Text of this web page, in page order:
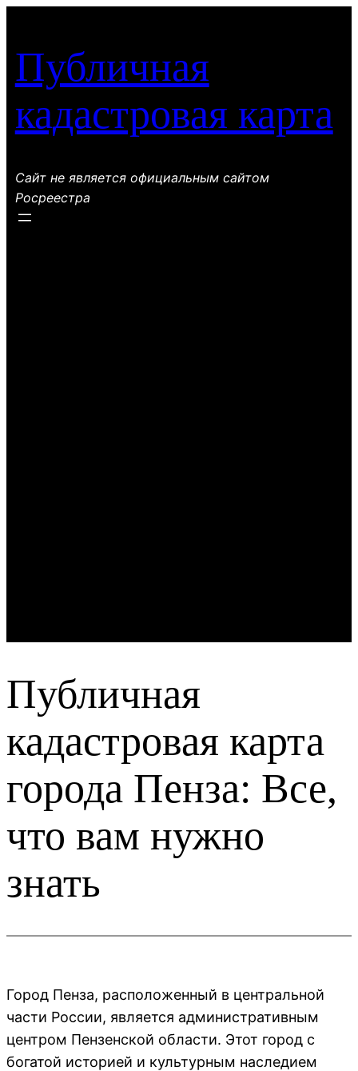
содержимому
Публичная
кадастровая карта
Сайт не является официальным сайтом
Росреестра
Публичная
кадастровая карта
города Пенза: Все,
что вам нужно
знать
Город Пенза, расположенный в центральной
части России, является административным
центром Пензенской области. Этот город с
богатой историей и культурным наследием